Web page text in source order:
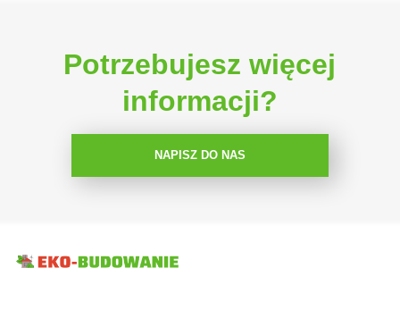
Potrzebujesz więcej
informacji?
NAPISZ DO NAS